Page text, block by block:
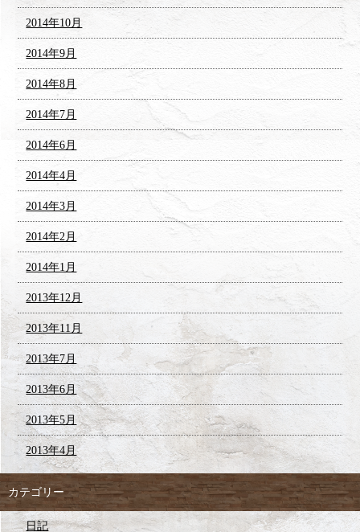
2014年10月
2014年9月
2014年8月
2014年7月
2014年6月
2014年4月
2014年3月
2014年2月
2014年1月
2013年12月
2013年11月
2013年7月
2013年6月
2013年5月
2013年4月
カテゴリー
日記